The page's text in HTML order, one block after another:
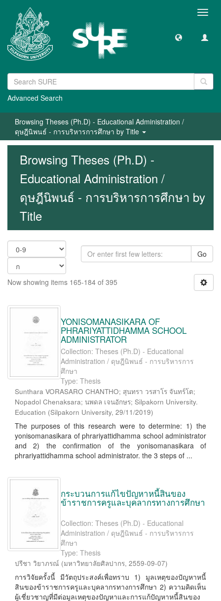
Advanced Search
Browsing Theses (Ph.D) - Educational Administration /
ดุษฎีนิพนธ์ - การบริหารการศึกษา by Title
Browsing Theses (Ph.D) -
Educational Administration /
ดุษฎีนิพนธ์ - การบริหารการศึกษา by
Title
Go
Now showing items 165-184 of 395
YONISOMANASIKARA OF
PHRARIYATTIDHAMMA SCHOOL
ADMINISTRATOR
Collection: Theses (Ph.D) - Educational
Administration / ดุษฎีนิพนธ์ - การบริหารการ
ศึกษา
Type: Thesis
Sunthara VORASARO CHANTHO; สุนทรา วรสาโร จันทร์โต;
Nopadol Chenaksara; นพดล เจนอักษร; Silpakorn University.
Education (Silpakorn University, 29/11/2019)
The purposes of this research were to determine: 1) the
yonisomanasikara of phrariyattidhamma school administrator
and 2) the confirmation of the yonisomanasikara of
phrariyattidhamma school administrator. the 3 steps of ...
กระบวนการแก้ไขปัญหาหนี้สินของ
ข้าราชการครูและบุคลากรทางการศึกษา
Collection: Theses (Ph.D) - Educational
Administration / ดุษฎีนิพนธ์ - การบริหารการ
ศึกษา
Type: Thesis
ปรีชา วิยาภรณ์ (มหาวิทยาลัยศิลปากร, 2559-09-07)
การวิจัยครั้งนี้ มีวัตถุประสงค์เพื่อทราบ 1) มูลเหตุของปัญหาหนี้
สินของข้าราชการครูและบุคลากรทางการศึกษา 2) ความคิดเห็น
ผู้เชี่ยวชาญที่มีต่อมูลเหตุของปัญหาและการแก้ปัญหาหนี้สินของ